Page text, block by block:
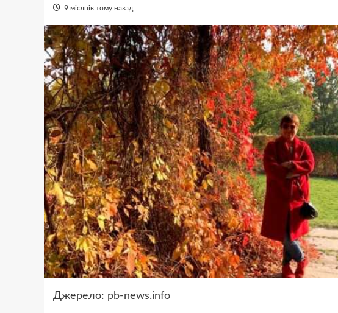
9 місяців тому назад
Джерело: pb-news.info